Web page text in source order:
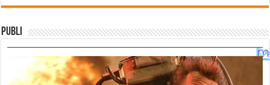
Publi